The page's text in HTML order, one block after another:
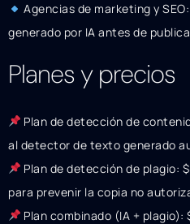
Agencias de marketing y
generado por IA antes de
Planes y precios
Plan de detección de
al detector de texto generado
Plan de detección de plagio:
para prevenir la copia no
Plan combinado (IA +